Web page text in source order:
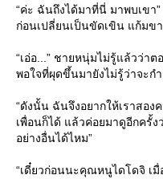
“ค่ะ ฉันถึงได้มาที่นี่ มาพบเขา
ก่อนเปลี่ยนเป็นขัดเขิน แก้มข
“เอ่อ...” ชายหนุ่มไม่รู้แล้วว่า
พอใจที่ผุดขึ้นมายังไม่รู้ว่าจะก
“ดังนั้น ฉันจึงอยากให้เราสอ
เพื่อนก็ได้ แล้วค่อยมาดูอีกครั้
อย่างอื่นได้ไหม”
“เดี๋ยวก่อนนะคุณหนูไดโดจิ เ